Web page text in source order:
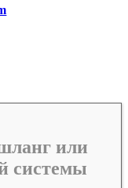
или
системы